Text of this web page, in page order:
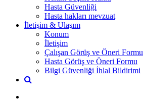
Hasta Güvenliği
Hasta hakları mevzuat
İletişim & Ulaşım
Konum
İletişim
Çalışan Görüş ve Öneri Formu
Hasta Görüş ve Öneri Formu
Bilgi Güvenliği İhlal Bildirimi